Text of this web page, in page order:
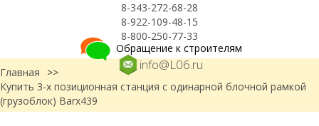
8-343-272-68-28
8-922-109-48-15
8-800-250-77-33
info@L06.ru
Обращение к строителям
Главная
>>
Купить 3-х позиционная станция с одинарной блочной рамкой
(грузоблок) Barх439